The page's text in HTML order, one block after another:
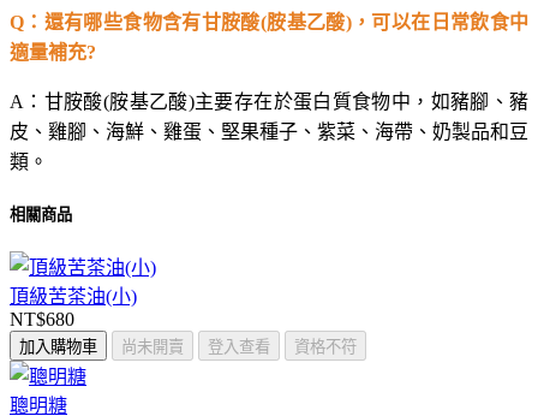
Q ：還有哪些食物含有甘胺酸(胺基乙酸)，可以在日常飲食中
適量補充?
A ：甘胺酸(胺基乙酸)主要存在於蛋白質食物中，如豬腳、豬
皮、雞腳、海鮮、雞蛋、堅果種子、紫菜、海帶、奶製品和豆
類。
相關商品
頂級苦茶油(小)
NT$680
加入購物車 尚未開賣 登入查看 資格不符
聰明糖